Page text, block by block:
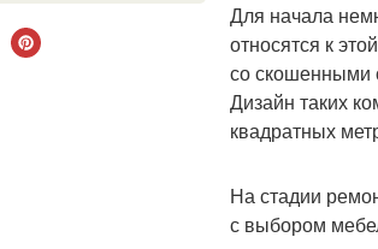
Для начала
относятся к
со скошенными
Дизайн таких
квадратных
На стадии
с выбором